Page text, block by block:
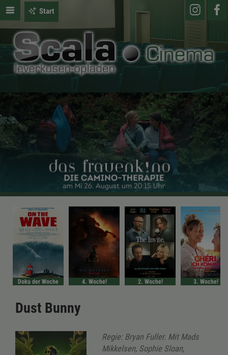
Start
Doku der Woche 4. Woche! 2. Woche! 3. Woche!
Dust Bunny
Regie: Bryan Fuller. Mit Mads
Mikkelsen, Sophie Sloan,